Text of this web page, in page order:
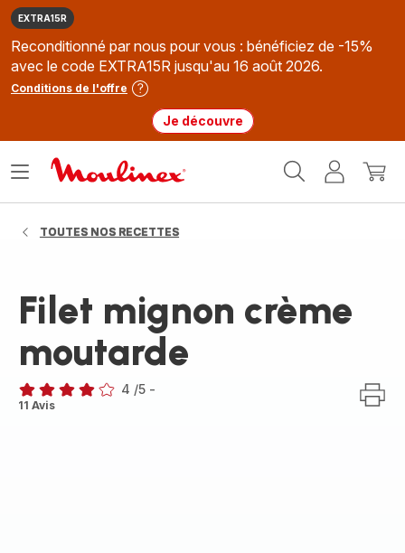
EXTRA15R
Reconditionné par nous pour vous : bénéficiez de -15%
avec le code EXTRA15R jusqu'au 16 août 2026.
Conditions de l'offre
Je découvre
MonMon
Ouvrir
TOUTES NOS RECETTES
Filet mignon crème
moutarde
Avis
4 /5 -
11 Avis